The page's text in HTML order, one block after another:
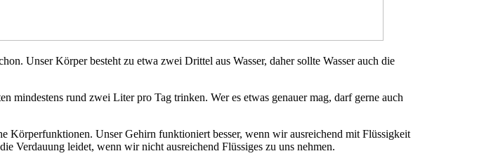
Unser Körper besteht zu etwa zwei Drittel aus Wasser, daher sollte Wasser auch die
mindestens rund zwei Liter pro Tag trinken. Wer es etwas genauer mag, darf gerne auch
Körperfunktionen. Unser Gehirn funktioniert besser, wenn wir ausreichend mit Flüssigkeit
Verdauung leidet, wenn wir nicht ausreichend Flüssiges zu uns nehmen.